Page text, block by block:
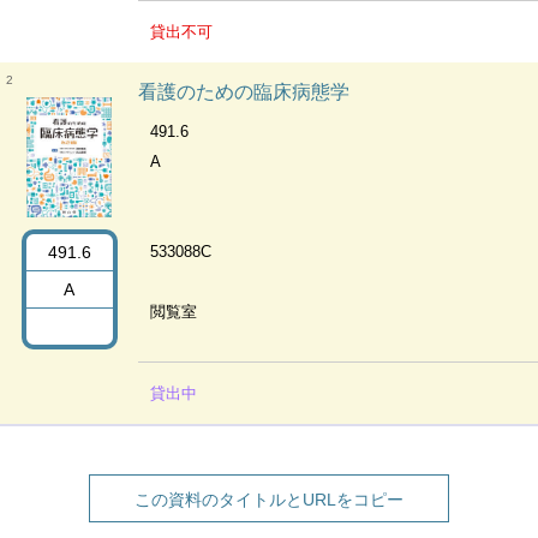
貸出不可
2
491.6
A
看護のための臨床病態学
491.6
A
533088C
閲覧室
貸出中
この資料のタイトルとURLをコピー